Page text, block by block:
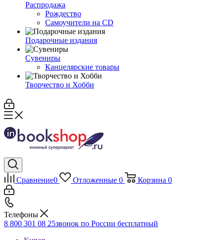
Распродажа
Рождество
Самоучители на CD
Подарочные издания
Сувениры
Канцелярские товары
Творчество и Хобби
Сравнение0 Отложенные 0 Корзина 0
Телефоны
8 800 301 08 25звонок по России бесплатный